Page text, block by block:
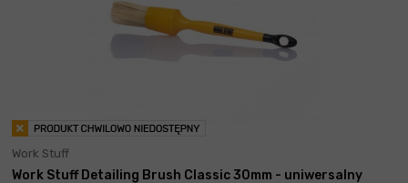
Work Stuff
Work Stuff Detailing Brush Classic 30mm - uniwersalny